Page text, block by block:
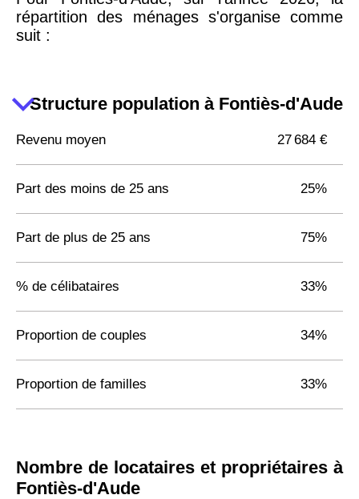
répartition des ménages s'organise comme
suit :
Structure population à Fontiès-d'Aude
Revenu moyen 27 684 €
Part des moins de 25 ans 25%
Part de plus de 25 ans 75%
% de célibataires 33%
Proportion de couples 34%
Proportion de familles 33%
Nombre de locataires et propriétaires à
Fontiès-d'Aude